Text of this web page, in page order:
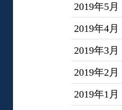
2019年5月
2019年4月
2019年3月
2019年2月
2019年1月